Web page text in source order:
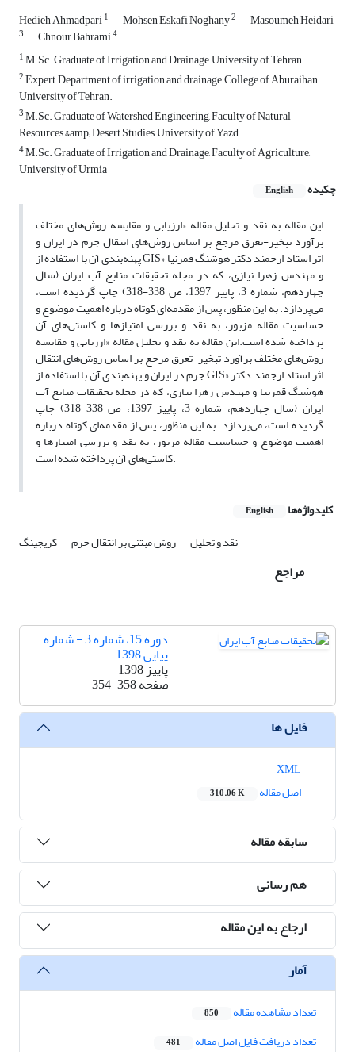
Hedieh Ahmadpari1 Mohsen Eskafi Noghany2 Masoumeh Heidari
3 Chnour Bahrami4
1M.Sc. Graduate of Irrigation and Drainage, University of Tehran
2Expert, Department of irrigation and drainage, College of Aburaihan,
University of Tehran.
3M.Sc. Graduate of Watershed Engineering, Faculty of Natural
Resources &amp; Desert Studies, University of Yazd
4M.Sc. Graduate of Irrigation and Drainage, Faculty of Agriculture,
University of Urmia
چکیده
English
این مقاله به نقد و تحلیل مقاله «ارزیابی و مقایسه روش‌های مختلف
برآورد تبخیر-تعرق مرجع بر اساس روش‌های انتقال جرم در ایران و
پهنه‌بندی آن با استفاده از GIS» اثر استاد ارجمند دکتر هوشنگ قمرنیا
و مهندس زهرا نیازی، که در مجله تحقیقات منابع آب ایران (سال
چهاردهم، شماره 3، پاییز 1397، ص 338-318) چاپ گردیده است،
می‌پردازد. به این منظور، پس از مقدمه‌ای کوتاه درباره اهمیت موضوع و
حساسیت مقاله مزبور، به نقد و بررسی امتیازها و کاستی‌های آن
پرداخته شده است.این مقاله به نقد و تحلیل مقاله «ارزیابی و مقایسه
روش‌های مختلف برآورد تبخیر-تعرق مرجع بر اساس روش‌های انتقال
جرم در ایران و پهنه‌بندی آن با استفاده از GIS» اثر استاد ارجمند دکتر
هوشنگ قمرنیا و مهندس زهرا نیازی، که در مجله تحقیقات منابع آب
ایران (سال چهاردهم، شماره 3، پاییز 1397، ص 338-318) چاپ
گردیده است، می‌پردازد. به این منظور، پس از مقدمه‌ای کوتاه درباره
اهمیت موضوع و حساسیت مقاله مزبور، به نقد و بررسی امتیازها و
کاستی‌های آن پرداخته شده است.
کلیدواژه‌ها English
نقد و تحلیل روش مبتنی بر انتقال جرم کریجینگ
مراجع
دوره 15، شماره 3 - شماره
پیاپی 1398
پاییز 1398
صفحه354-358
فایل ها
اصل مقاله
310.06 K
سابقه مقاله
هم رسانی
ارجاع به این مقاله
آمار
تعداد مشاهده مقاله 850
تعداد دریافت فایل اصل مقاله 481